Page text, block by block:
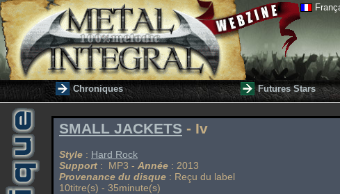
Chroniques Futures Stars
SMALL JACKETS - Iv
Style : Hard Rock
Support : MP3 - Année : 2013
Provenance du disque : Reçu du label
10titre(s) - 35minute(s)